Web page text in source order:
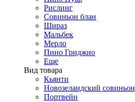
Рислинг
Совиньон блан
Шираз
Мальбек
Мерло
Пино Гриджио
Еще
Вид товара
Кьянти
Новозеландский совиньон
Портвейн